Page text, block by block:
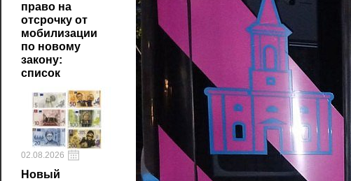
право на
отсрочку от
мобилизации
по новому
закону:
список
02.08.2026
Новый